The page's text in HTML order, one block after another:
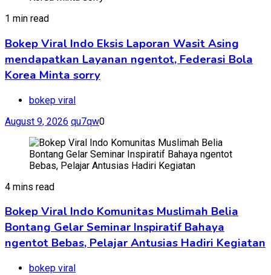
1 min read
Bokep Viral Indo Eksis Laporan Wasit Asing
mendapatkan Layanan ngentot, Federasi Bola
Korea Minta sorry
bokep viral
August 9, 2026 qu7qw0
4 mins read
Bokep Viral Indo Komunitas Muslimah Belia
Bontang Gelar Seminar Inspiratif Bahaya
ngentot Bebas, Pelajar Antusias Hadiri Kegiatan
bokep viral